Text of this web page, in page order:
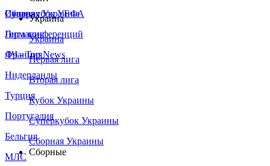
Сборная Украины
Италия
Германия
Франция
Нидерланды
Турция
Португалия
Бельгия
МЛС
Суперкубок УЕФА
Лига конференций
ЛЧ - Top News
Украина
Украина
Первая лига
Вторая лига
Кубок Украины
Суперкубок Украины
Сборная Украины
Сборные